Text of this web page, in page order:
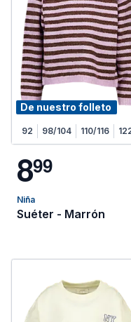
De nuestro folleto
92 98/104 110/116
899
Niña
Suéter - Marrón